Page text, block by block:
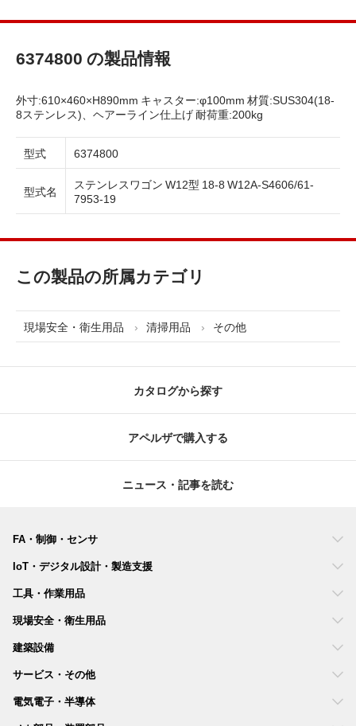
6374800 の製品情報
外寸:610×460×H890mm キャスター:φ100mm 材質:SUS304(18-
8ステンレス)、ヘアーライン仕上げ 耐荷重:200kg
型式 6374800
型式名
ステンレスワゴン W12型 18-8 W12A-S4606/61-
7953-19
この製品の所属カテゴリ
現場安全・衛生用品 清掃用品 その他
カタログから探す
アペルザで購入する
ニュース・記事を読む
FA・制御・センサ
IoT・デジタル設計・製造支援
工具・作業用品
現場安全・衛生用品
建築設備
サービス・その他
電気電子・半導体